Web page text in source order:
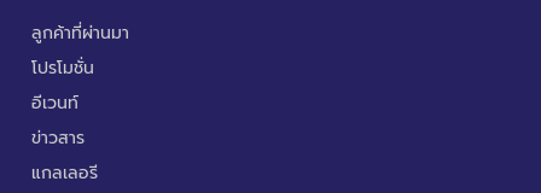
ลูกค้าที่ผ่านมา
โปรโมชั่น
อีเวนท์
ข่าวสาร
แกลเลอรี